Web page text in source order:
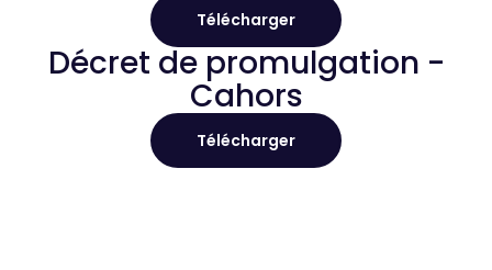
Télécharger
Décret de promulgation -
Cahors
Télécharger